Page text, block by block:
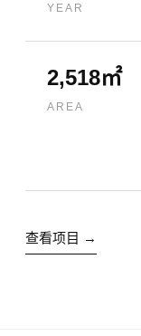
YEAR
2,518㎡
AREA
查看项目 →